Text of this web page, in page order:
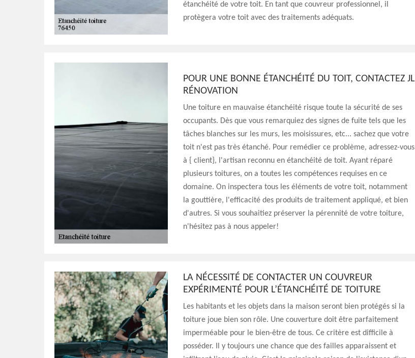
étanchéité de votre toit. En tant que couvreur professionnel, il
protègera votre toit avec des traitements adéquats.
POUR UNE BONNE ÉTANCHÉITÉ DU TOIT, CONTACTEZ JL
RÉNOVATION
Une toiture en mauvaise étanchéité risque toute la sécurité de ses
occupants. Dès que vous remarquiez des signes de fuite tels que les
tâches blanches sur les murs, les moisissures, etc... sachez que votre
toit n'est pas très étanché. Pour remédier ce problème, adressez-vous
à { client}, l'artisan reconnu en étanchéité de toit. Ayant réparé
plusieurs toitures, on a toutes les compétences requises en ce
domaine. On inspectera tous les éléments de votre toit, notamment
la gouttière, l'efficacité des produits de traitement appliqué, et bien
d'autres. Si vous souhaitiez préserver la pérennité de votre toiture,
n'hésitez pas à nous appeler!
LA NÉCESSITÉ DE CONTACTER UN COUVREUR
EXPÉRIMENTÉ POUR L’ÉTANCHÉITÉ DE TOITURE
Les habitants et les objets dans la maison seront bien protégés si la
toiture joue bien son rôle. Une couverture doit être parfaitement
imperméable pour le bien-être de tous. Ce critère est difficile à
posséder. Il y toujours une chance que des failles apparaissent et